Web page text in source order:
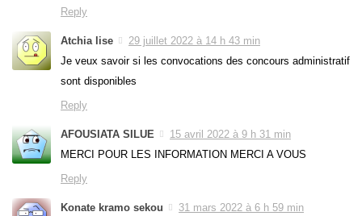
Reply
Atchia lise
29 juillet 2022 à 14 h 43 min
Je veux savoir si les convocations des concours administratif
sont disponibles
Reply
AFOUSIATA SILUE
15 avril 2022 à 9 h 31 min
MERCI POUR LES INFORMATION MERCI A VOUS
Reply
Konate kramo sekou
31 mars 2022 à 6 h 59 min